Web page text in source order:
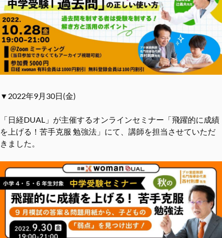
▼2022年9月30日(金)
「日経DUAL」が主催するオンラインセミナー「飛躍的に成績
を上げる！苦手克服 勉強法」にて、講師を担当させていただ
きました。